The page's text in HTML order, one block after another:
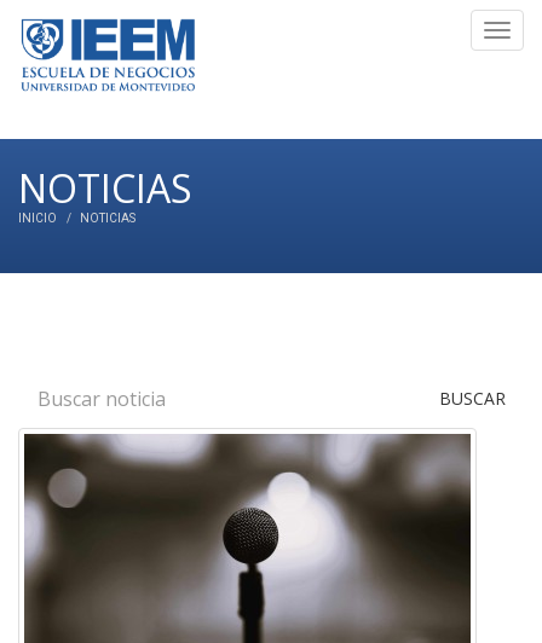
NOTICIAS
INICIO NOTICIAS
BUSCAR